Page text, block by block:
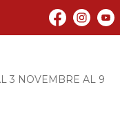
3 NOVEMBRE AL 9